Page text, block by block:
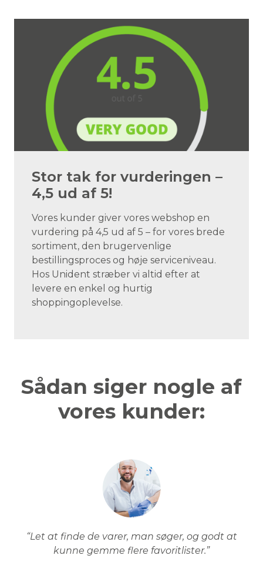
Stor tak for vurderingen –
4,5 ud af 5!
Vores kunder giver vores webshop en
vurdering på 4,5 ud af 5 – for vores brede
sortiment, den brugervenlige
bestillingsproces og høje serviceniveau.
Hos Unident stræber vi altid efter at
levere en enkel og hurtig
shoppingoplevelse.
Sådan siger nogle af
vores kunder:
“Let at finde de varer, man søger, og godt at
kunne gemme flere favoritlister.”